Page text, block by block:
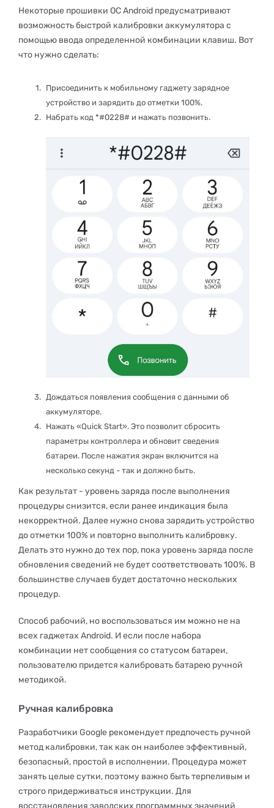
Некоторые прошивки ОС Android предусматривают
возможность быстрой калибровки аккумулятора с
помощью ввода определенной комбинации клавиш. Вот
что нужно сделать:
Присоединить к мобильному гаджету зарядное
устройство и зарядить до отметки 100%.
Набрать код *#0228# и нажать позвонить.
Дождаться появления сообщения с данными об
аккумуляторе.
Нажать «Quick Start». Это позволит сбросить
параметры контроллера и обновит сведения
батареи. После нажатия экран включится на
несколько секунд - так и должно быть.
Как результат - уровень заряда после выполнения
процедуры снизится, если ранее индикация была
некорректной. Далее нужно снова зарядить устройство
до отметки 100% и повторно выполнить калибровку.
Делать это нужно до тех пор, пока уровень заряда после
обновления сведений не будет соответствовать 100%. В
большинстве случаев будет достаточно нескольких
процедур.
Способ рабочий, но воспользоваться им можно не на
всех гаджетах Android. И если после набора
комбинации нет сообщения со статусом батареи,
пользователю придется калибровать батарею ручной
методикой.
Ручная калибровка
Разработчики Google рекомендует предпочесть ручной
метод калибровки, так как он наиболее эффективный,
безопасный, простой в исполнении. Процедура может
занять целые сутки, поэтому важно быть терпеливым и
строго придерживаться инструкции. Для